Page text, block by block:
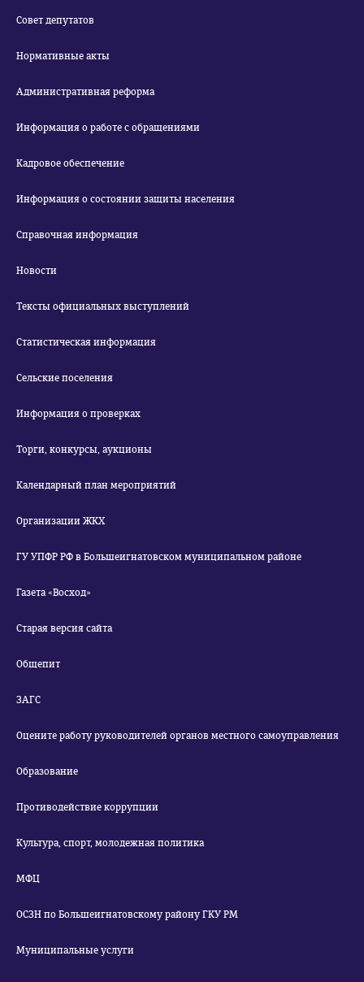
Совет депутатов
Нормативные акты
Административная реформа
Информация о работе с обращениями
Кадровое обеспечение
Информация о состоянии защиты населения
Справочная информация
Новости
Тексты официальных выступлений
Статистическая информация
Сельские поселения
Информация о проверках
Торги, конкурсы, аукционы
Календарный план мероприятий
Организации ЖКХ
ГУ УПФР РФ в Большеигнатовском муниципальном районе
Газета «Восход»
Старая версия сайта
Общепит
ЗАГС
Оцените работу руководителей органов местного самоуправления
Образование
Противодействие коррупции
Культура, спорт, молодежная политика
МФЦ
ОСЗН по Большеигнатовскому району ГКУ РМ
Муниципальные услуги